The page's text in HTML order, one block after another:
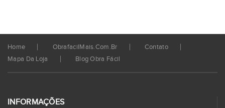
Home ObrafacilMais.com.br
Contato
Mapa Da Loja
Blog Obra Fácil
INFORMAÇÕES